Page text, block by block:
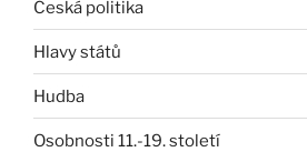
Česká politika
Hlavy států
Hudba
Osobnosti 11.-19. století